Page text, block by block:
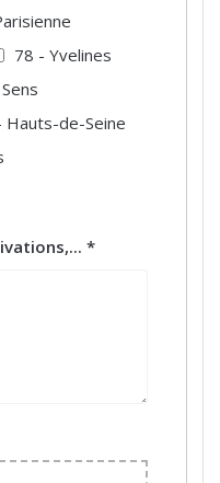
78 - Yvelines
Hauts-de-Seine
*